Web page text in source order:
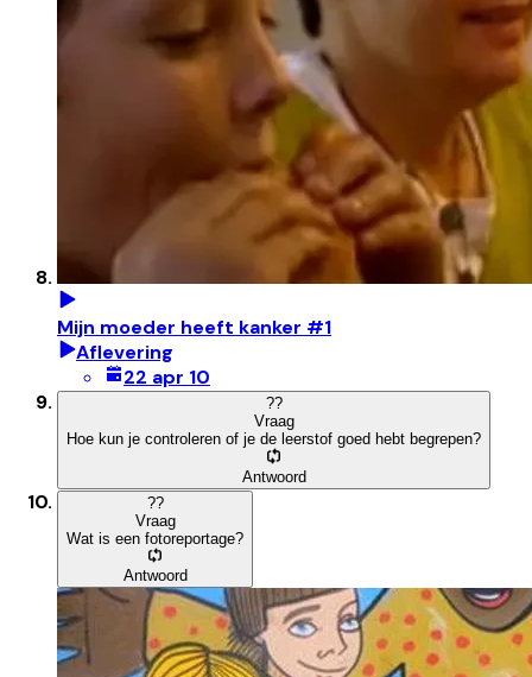
Mijn moeder heeft kanker #1
Aflevering
22 apr 10
??
Vraag
Hoe kun je controleren of je de leerstof goed hebt begrepen?
Antwoord
??
Vraag
Wat is een fotoreportage?
Antwoord